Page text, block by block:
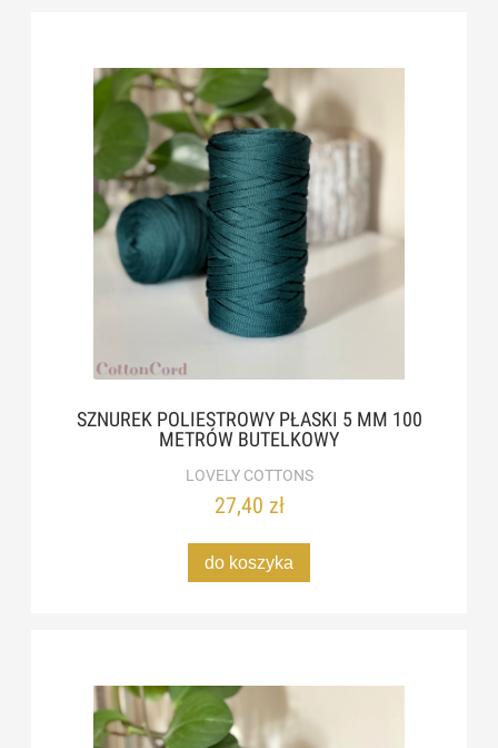
SZNUREK POLIESTROWY PŁASKI 5 MM 100
METRÓW BUTELKOWY
LOVELY COTTONS
27,40 zł
do koszyka